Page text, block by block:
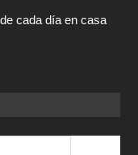
cada día en casa